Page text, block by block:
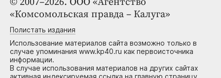
«Комсомольская правда – Калуга»
Полистать издания
Использование материалов сайта возможно только в
случае упоминания www.kp40.ru как первоисточника
информации.
В случае использования материалов на других сайтах
активная индексируемая ссылка на главную страницу